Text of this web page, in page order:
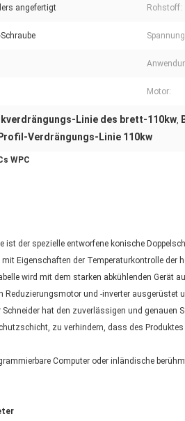
angefertigt Rohstoff:
Schraube
Motor:
Linie des brett-110kw,
Verdrängungs-Linie 110kw
WPC
ist der spezielle entworfene konische
Eigenschaften der Temperaturkontrolle
wird mit dem starken abkühlenden Gerät
Reduzierungsmotor und -inverter ausgerüstet
hat den zuverlässigen und genauen
zu verhindern, dass des
Computer oder inländische